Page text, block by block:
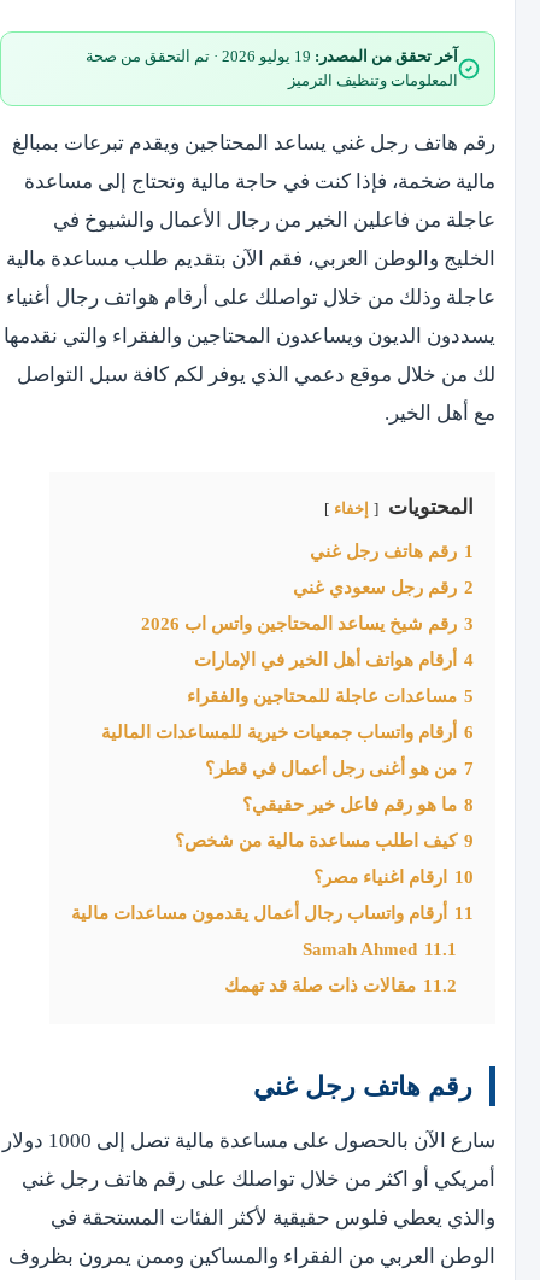
آخر تحقق من المصدر:
19 يوليو 2026 · تم التحقق من صحة
المعلومات وتنظيف الترميز
رقم هاتف رجل غني يساعد المحتاجين ويقدم تبرعات بمبالغ
مالية ضخمة، فإذا كنت في حاجة مالية وتحتاج إلى مساعدة
عاجلة من فاعلين الخير من رجال الأعمال والشيوخ في
الخليج والوطن العربي، فقم الآن بتقديم طلب مساعدة مالية
عاجلة وذلك من خلال تواصلك على أرقام هواتف رجال أغنياء
يسددون الديون ويساعدون المحتاجين والفقراء والتي نقدمها
لك من خلال موقع دعمي الذي يوفر لكم كافة سبل التواصل
مع أهل الخير.
المحتويات إخفاء
1 رقم هاتف رجل غني
2 رقم رجل سعودي غني
3 رقم شيخ يساعد المحتاجين واتس اب 2026
4 أرقام هواتف أهل الخير في الإمارات
5 مساعدات عاجلة للمحتاجين والفقراء
6 أرقام واتساب جمعيات خيرية للمساعدات المالية
7 من هو أغنى رجل أعمال في قطر؟
8 ما هو رقم فاعل خير حقيقي؟
9 كيف اطلب مساعدة مالية من شخص؟
10
ارقام اغنياء مصر؟
11 أرقام واتساب رجال أعمال يقدمون مساعدات مالية
11.1
Samah Ahmed
11.2 مقالات ذات صلة قد تهمك
رقم هاتف رجل غني
سارع الآن بالحصول على مساعدة مالية تصل إلى 1000 دولار
أمريكي أو اكثر من خلال تواصلك على رقم هاتف رجل غني
والذي يعطي فلوس حقيقية لأكثر الفئات المستحقة في
الوطن العربي من الفقراء والمساكين وممن يمرون بظروف